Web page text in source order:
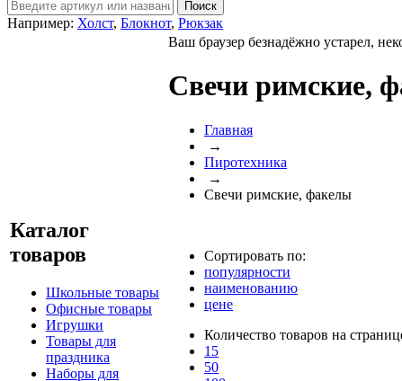
Например: Холст, Блокнот, Рюкзак
Каталог
товаров
Школьные товары
Офисные товары
Игрушки
Товары для
праздника
Наборы для
Ваш браузер безнадёжно устарел,
Свечи римские,
Главная
→
Пиротехника
→
Свечи римские, факелы
Сортировать по:
популярности
наименованию
цене
Количество товаров на
15
50